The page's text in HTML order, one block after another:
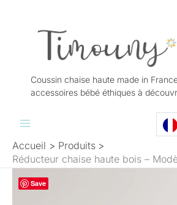
Coussin chaise haute made in
accessoires bébé éthiques à
Accueil
Produits
Réducteur chaise haute bois –
Save